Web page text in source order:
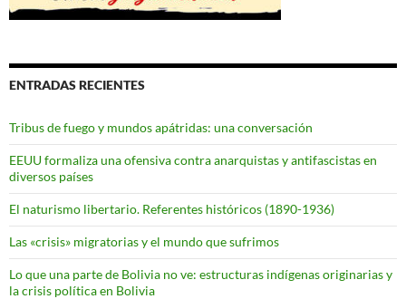
ENTRADAS RECIENTES
Tribus de fuego y mundos apátridas: una conversación
EEUU formaliza una ofensiva contra anarquistas y antifascistas en
diversos países
El naturismo libertario. Referentes históricos (1890-1936)
Las «crisis» migratorias y el mundo que sufrimos
Lo que una parte de Bolivia no ve: estructuras indígenas originarias y
la crisis política en Bolivia